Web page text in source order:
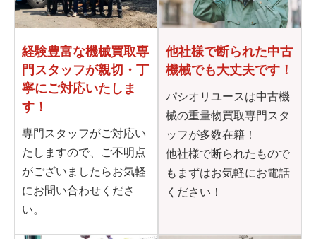
経験豊富な機械買取専
門 スタッフが親切・丁
寧にご対応いたしま
す！
専門スタッフがご対応い
たしますので、ご不明点
がございましたらお気軽
にお問い合わせくださ
い。
他社様で断られた中古
機械でも大丈夫です！
パシオリユースは中古機
械の重量物買取専門スタ
ッフが多数在籍！
他社様で断られたもので
もまずはお気軽にお電話
ください！